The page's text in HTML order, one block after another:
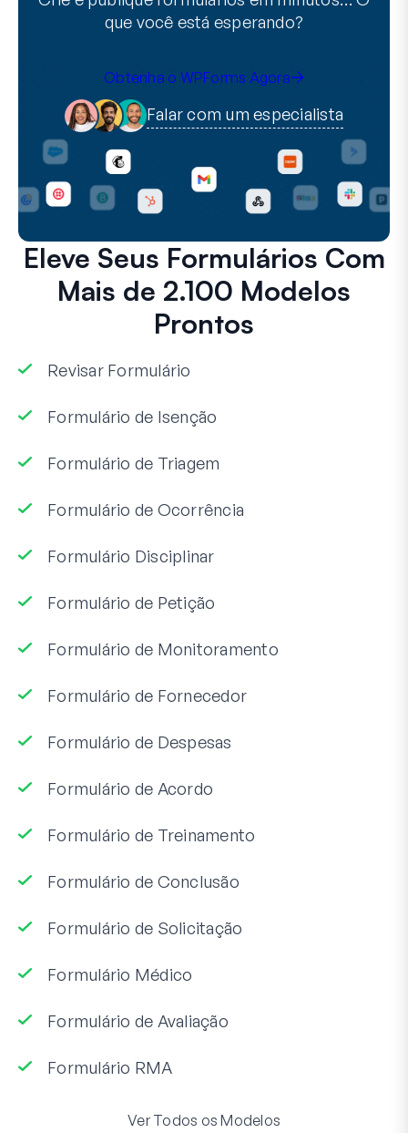
que você está esperando?
Obtenha o WPForms Agora
Falar com um especialista
Eleve Seus Formulários Com
Mais de 2.100 Modelos
Prontos
Revisar Formulário
Formulário de Isenção
Formulário de Triagem
Formulário de Ocorrência
Formulário Disciplinar
Formulário de Petição
Formulário de Monitoramento
Formulário de Fornecedor
Formulário de Despesas
Formulário de Acordo
Formulário de Treinamento
Formulário de Conclusão
Formulário de Solicitação
Formulário Médico
Formulário de Avaliação
Formulário RMA
Ver Todos os Modelos